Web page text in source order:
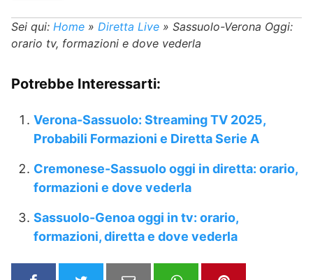
Sei qui: Home » Diretta Live » Sassuolo-Verona Oggi:
orario tv, formazioni e dove vederla
Potrebbe Interessarti:
Verona-Sassuolo: Streaming TV 2025,
Probabili Formazioni e Diretta Serie A
Cremonese-Sassuolo oggi in diretta: orario,
formazioni e dove vederla
Sassuolo-Genoa oggi in tv: orario,
formazioni, diretta e dove vederla